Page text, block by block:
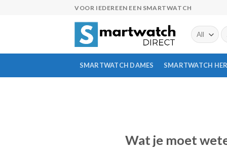
VOOR IEDEREEN EEN SMARTWATCH
SMARTWATCH DAMES SMARTWATCH
Wat je moet